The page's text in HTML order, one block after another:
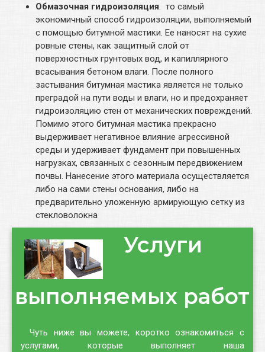
Обмазочная гидроизоляция. то самый
экономичный способ гидроизоляции, выполняемый
с помощью битумной мастики. Ее наносят на сухие
ровные стены, как защитный слой от
поверхностных грунтовых вод, и капиллярного
всасывания бетоном влаги. После полного
застывания битумная мастика является не только
преградой на пути воды и влаги, но и предохраняет
гидроизоляцию стен от механических повреждений.
Помимо этого битумная мастика прекрасно
выдерживает негативное влияние агрессивной
среды и удерживает фундамент при повышенных
нагрузках, связанных с сезонным передвижением
почвы. Нанесение этого материала осуществляется
либо на сами стены основания, либо на
предварительно уложенную армирующую сетку из
стекловолокна
Услуги
выполняемых работ
Чуть ниже вы можете, коротко ознакомиться с
услугами, которые выполняет наша